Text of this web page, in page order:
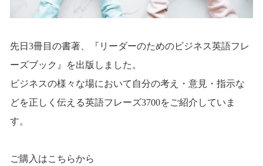
先日3冊目の書著、『リーダーのためのビジネス英語フレ
ーズブック』を出版しました。
ビジネスの様々な場において自分の考え・意見・指示な
どを正しく伝える英語フレーズ3700をご紹介していま
す。
ご購入はこちらから